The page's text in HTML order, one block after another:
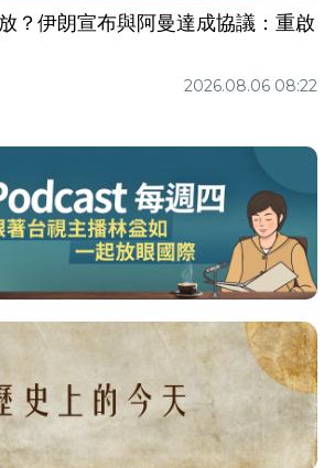
？伊朗宣布與阿曼達成協議：重啟
2026.08.06 08:22